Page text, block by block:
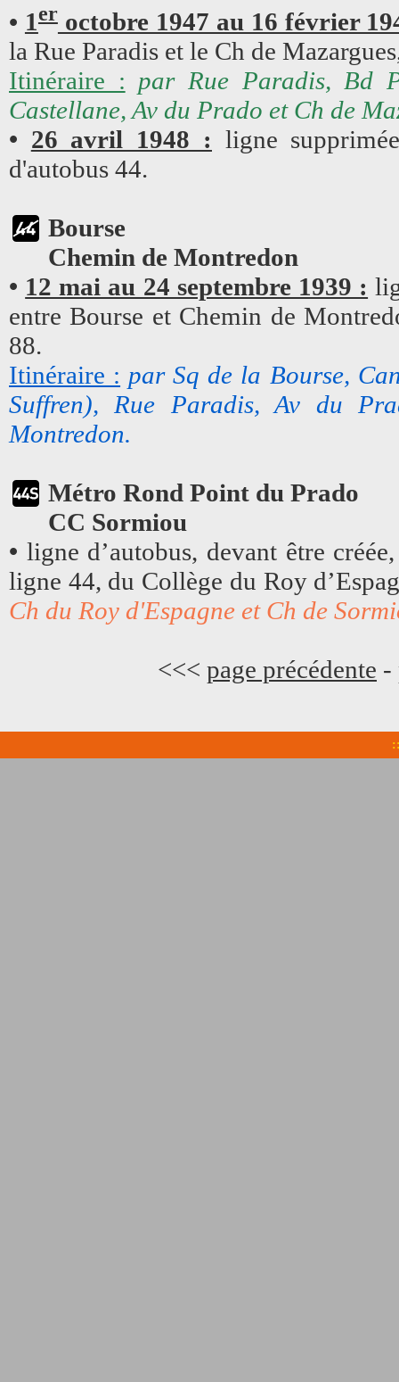
• 1eroctobre 1947 au 16 février
la Rue Paradis et le Ch de
Itinéraire : par Rue Paradis, Bd
Castellane, Av du Prado et Ch de
• 26 avril 1948 : ligne
d'autobus 44.
Bourse
Chemin de Montredon
• 12 mai au 24 septembre 1939 :
entre Bourse et Chemin de
88.
Itinéraire : par Sq de la Bourse,
Suffren), Rue Paradis, Av du
Montredon.
Métro Rond Point du Prado
CC Sormiou
• ligne d’autobus, devant être
ligne 44, du Collège du Roy
Ch du Roy d'Espagne et Ch de
<<< page précédente -